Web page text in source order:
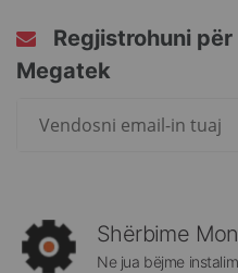
Regjistrohuni
Megatek
rreth
Megatek:
Shërbime
Ne jua bëjme